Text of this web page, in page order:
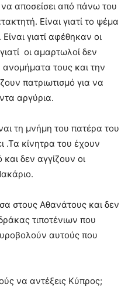
αποσείσει από πάνω του
Είναι γιατί το ψέμα
γιατί αφέθηκαν οι
οι αμαρτωλοί δεν
τους και την
πατριωτισμό για να
αργύρια.
τη μνήμη του πατέρα του
.Τα κίνητρα του έχουν
δεν αγγίζουν οι
στους Αθανάτους και δεν
τιποτένιων που
αυτούς που
να αντέξεις Κύπρος;